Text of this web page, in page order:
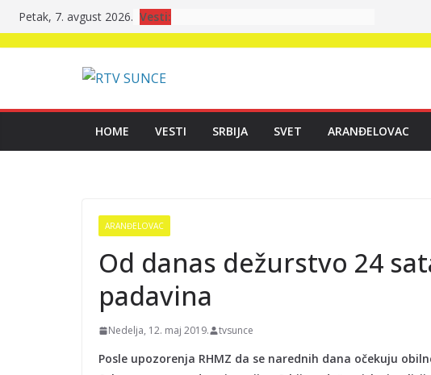
Skip
to
Petak, 7. avgust 2026. Vesti:
HOME VESTI SRBIJA SVET ARANĐELOVAC
ARANĐELOVAC
Od danas dežurstvo 24
padavina
Nedelja, 12. maj 2019. tvsunce
Posle upozorenja RHMZ da se narednih dana očekuju